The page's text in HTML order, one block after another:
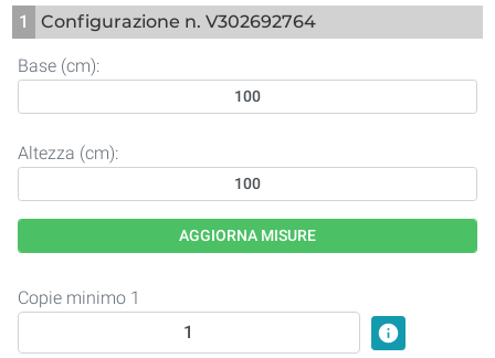
1 Configurazione n. V302692764
Base (cm):
Altezza (cm):
AGGIORNA MISURE
Copie minimo 1
info